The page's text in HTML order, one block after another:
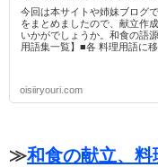
今回は本サイトや姉妹ブログ
をまとめましたので、献立作
いかがでしょうか。和食の語
用語集一覧】■各 料理用語に移
oisiiryouri.com
≫和食の献立、料